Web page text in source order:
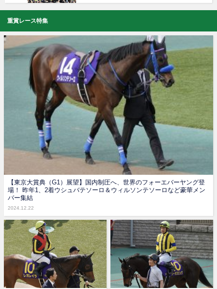
重賞レース特集
【東京大賞典（G1）展望】国内制圧へ、世界のフォーエバーヤング登
場！ 昨年1、2着ウシュバテソーロ＆ウィルソンテソーロなど豪華メン
バー集結
2024.12.22